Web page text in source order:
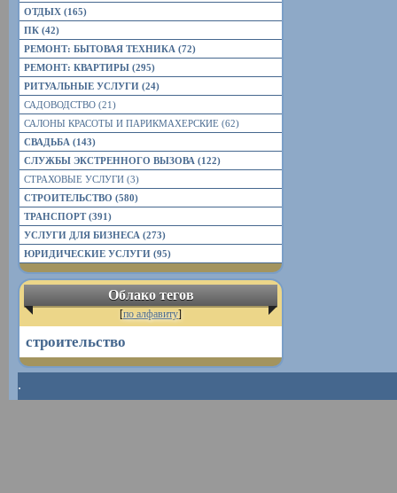
ОТДЫХ (165)
ПК (42)
РЕМОНТ: БЫТОВАЯ ТЕХНИКА (72)
РЕМОНТ: КВАРТИРЫ (295)
РИТУАЛЬНЫЕ УСЛУГИ (24)
САДОВОДСТВО (21)
САЛОНЫ КРАСОТЫ И ПАРИКМАХЕРСКИЕ (62)
СВАДЬБА (143)
СЛУЖБЫ ЭКСТРЕННОГО ВЫЗОВА (122)
СТРАХОВЫЕ УСЛУГИ (3)
СТРОИТЕЛЬСТВО (580)
ТРАНСПОРТ (391)
УСЛУГИ ДЛЯ БИЗНЕСА (273)
ЮРИДИЧЕСКИЕ УСЛУГИ (95)
Облако тегов
[по алфавиту]
строительство
.